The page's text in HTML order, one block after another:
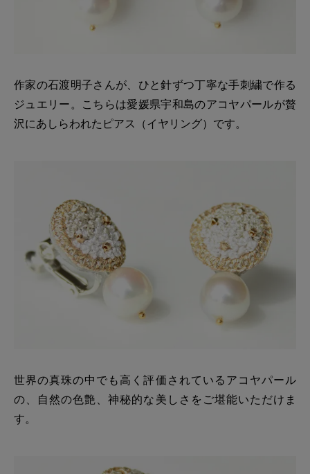
作家の石渡明子さんが、ひと針ずつ丁寧な手刺繍で作る
ジュエリー。こちらは愛媛県宇和島のアコヤパールが贅
沢にあしらわれたピアス（イヤリング）です。
世界の真珠の中でも高く評価されているアコヤパール
の、自然の色艶、神秘的な美しさをご堪能いただけま
す。